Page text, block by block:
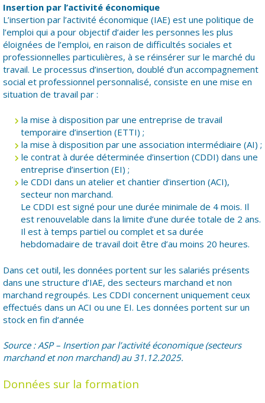
Insertion par l’activité économique
L’insertion par l’activité économique (IAE) est une politique de
l’emploi qui a pour objectif d’aider les personnes les plus
éloignées de l’emploi, en raison de difficultés sociales et
professionnelles particulières, à se réinsérer sur le marché du
travail. Le processus d’insertion, doublé d’un accompagnement
social et professionnel personnalisé, consiste en une mise en
situation de travail par :
la mise à disposition par une entreprise de travail
temporaire d’insertion (ETTI) ;
la mise à disposition par une association intermédiaire (AI) ;
le contrat à durée déterminée d’insertion (CDDI) dans une
entreprise d’insertion (EI) ;
le CDDI dans un atelier et chantier d’insertion (ACI),
secteur non marchand.
Le CDDI est signé pour une durée minimale de 4 mois. Il
est renouvelable dans la limite d’une durée totale de 2 ans.
Il est à temps partiel ou complet et sa durée
hebdomadaire de travail doit être d’au moins 20 heures.
Dans cet outil, les données portent sur les salariés présents
dans une structure d’IAE, des secteurs marchand et non
marchand regroupés. Les CDDI concernent uniquement ceux
effectués dans un ACI ou une EI. Les données portent sur un
stock en fin d’année
Source : ASP – Insertion par l’activité économique (secteurs
marchand et non marchand) au 31.12.2025.
Données sur la formation